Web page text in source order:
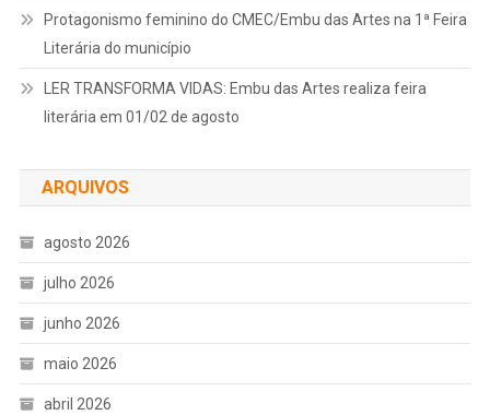
Protagonismo feminino do CMEC/Embu das Artes na 1ª Feira
Literária do município
LER TRANSFORMA VIDAS: Embu das Artes realiza feira
literária em 01/02 de agosto
ARQUIVOS
agosto 2026
julho 2026
junho 2026
maio 2026
abril 2026